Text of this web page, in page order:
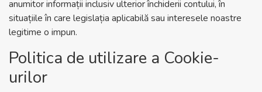
anumitor informații inclusiv ulterior închiderii contului, în
situațiile în care legislația aplicabilă sau interesele noastre
legitime o impun.
Politica de utilizare a Cookie-
urilor